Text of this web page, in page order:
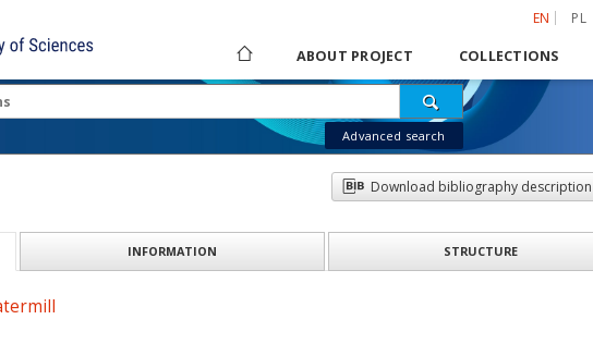
EN PL
ABOUT PROJECT COLLECTIONS
Advanced search
Download bibliography description
INFORMATION STRUCTURE